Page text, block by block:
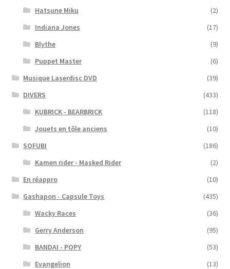
Hatsune Miku
(2)
Indiana Jones
(17)
Blythe
(9)
Puppet Master
(6)
Musique Laserdisc DVD
(39)
DIVERS
(433)
KUBRICK - BEARBRICK
(118)
Jouets en tôle anciens
(10)
SOFUBI
(186)
Kamen rider - Masked Rider
(2)
En réappro
(10)
Gashapon - Capsule Toys
(435)
Wacky Races
(36)
Gerry Anderson
(95)
BANDAI - POPY
(53)
Evangelion
(13)